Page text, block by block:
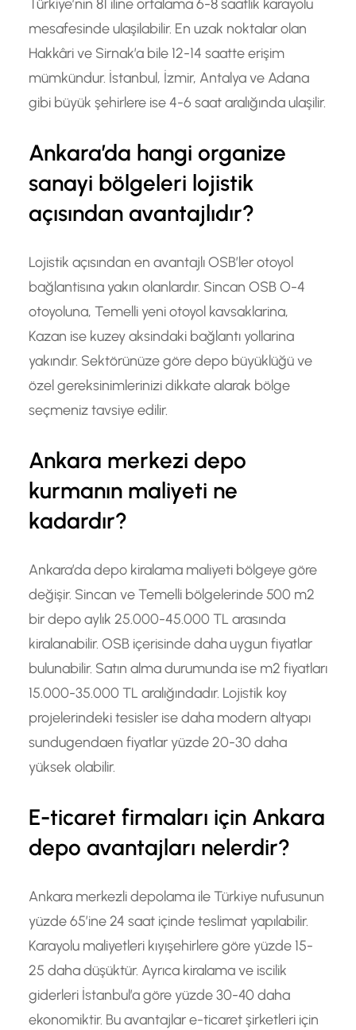
Türkiye’nin 81 iline ortalama 6-8 saatlik karayolu
mesafesinde ulaşilabilir. En uzak noktalar olan
Hakkâri ve Sirnak’a bile 12-14 saatte erişim
mümkündur. İstanbul, İzmir, Antalya ve Adana
gibi büyük şehirlere ise 4-6 saat aralığında ulaşilir.
Ankara’da hangi organize
sanayi bölgeleri lojistik
açısından avantajlıdır?
Lojistik açısından en avantajlı OSB’ler otoyol
bağlantisına yakın olanlardır. Sincan OSB O-4
otoyoluna, Temelli yeni otoyol kavsaklarina,
Kazan ise kuzey aksindaki bağlantı yollarina
yakındır. Sektörünüze göre depo büyüklüğü ve
özel gereksinimlerinizi dikkate alarak bölge
seçmeniz tavsiye edilir.
Ankara merkezi depo
kurmanın maliyeti ne
kadardır?
Ankara’da depo kiralama maliyeti bölgeye göre
değişir. Sincan ve Temelli bölgelerinde 500 m2
bir depo aylık 25.000-45.000 TL arasında
kiralanabilir. OSB içerisinde daha uygun fiyatlar
bulunabilir. Satın alma durumunda ise m2 fiyatları
15.000-35.000 TL aralığındadır. Lojistik koy
projelerindeki tesisler ise daha modern altyapı
sundugendaen fiyatlar yüzde 20-30 daha
yüksek olabilir.
E-ticaret firmaları için Ankara
depo avantajları nelerdir?
Ankara merkezli depolama ile Türkiye nufusunun
yüzde 65’ine 24 saat içinde teslimat yapılabilir.
Karayolu maliyetleri kıyışehirlere göre yüzde 15-
25 daha düşüktür. Ayrıca kiralama ve iscilik
giderleri İstanbul’a göre yüzde 30-40 daha
ekonomiktir. Bu avantajlar e-ticaret şirketleri için